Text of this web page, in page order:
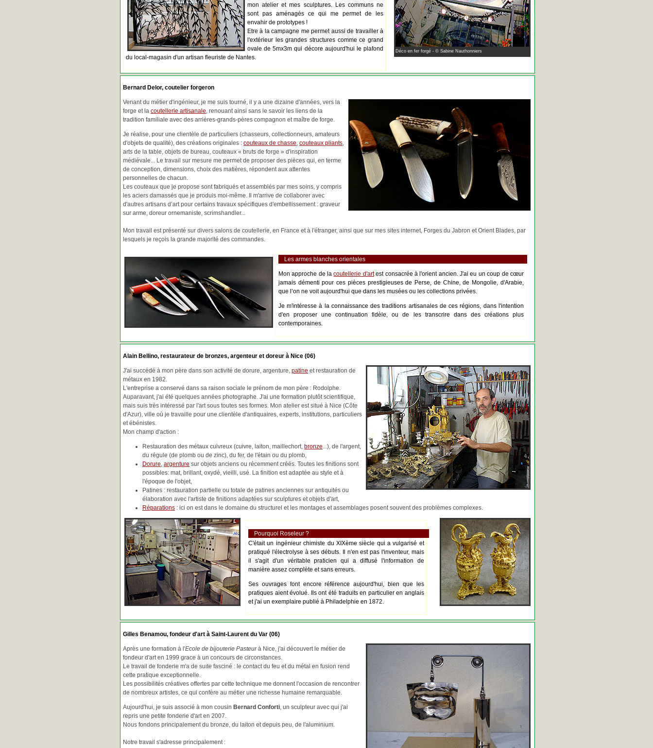
Déco en fer forgé - © Sabine Nauthonniers
mon atelier et mes sculptures. Les communs ne
sont pas aménagés ce qui me permet de les
envahir de prototypes !
Etre à la campagne me permet aussi de travailler à
l'extérieur les grandes structures comme ce grand
ovale de 5mx3m qui décore aujourd'hui le plafond
du local-magasin d'un artisan fleuriste de Nantes.
Bernard Delor, coutelier forgeron
Venant du métier d'ingénieur, je me suis tourné, il y a une dizaine d'années, vers la
forge et la coutellerie artisanale, renouant ainsi sans le savoir les liens de la
tradition familiale avec des arrières-grands-pères compagnon et maître de forge.
Je réalise, pour une clientèle de particuliers (chasseurs, collectionneurs, amateurs
d'objets de qualité), des créations originales : couteaux de chasse, couteaux pliants,
arts de la table, objets de bureau, couteaux « bruts de forge » d'inspiration
médiévale... Le travail sur mesure me permet de proposer des pièces qui, en terme
de conception, dimensions, choix des matières, répondent aux attentes
personnelles de chacun.
Les couteaux que je propose sont fabriqués et assemblés par mes soins, y compris
les aciers damassés que je produis moi-même. Il m'arrive de collaborer avec
d'autres artisans d’art pour certains travaux spécifiques d'embellissement : graveur
sur arme, doreur ornemaniste, scrimshandler...
Mon travail est présenté sur divers salons de coutellerie, en France et à l'étranger, ainsi que sur mes sites internet, Forges du Jabron et Orient Blades, par
lesquels je reçois la grande majorité des commandes.
Les armes blanches orientales
Mon approche de lacoutellerie d'artest consacrée à l'orient ancien. J'ai eu un coup de cœur
jamais démenti pour ces pièces prestigieuses de Perse, de Chine, de Mongolie, d'Arabie,
que l’on ne voit aujourd'hui que dans les musées ou les collections privées.
Je m'intéresse à la connaissance des traditions artisanales de ces régions, dans l'intention
d'en proposer une continuation fidèle, ou de les transcrire dans des créations plus
contemporaines.
Alain Bellino, restaurateur de bronzes, argenteur et doreur à Nice (06)
J'ai succédé à mon père dans son activité de dorure, argenture, patine et restauration de
métaux en 1982.
L'entreprise a conservé dans sa raison sociale le prénom de mon père : Rodolphe.
Auparavant, j'ai été quelques années photographe. J'ai une formation plutôt scientifique,
mais suis très intéressé par l'art sous toutes ses formes. Mon atelier est situé à Nice (Côte
d'Azur), ville où je travaille pour une clientèle d'antiquaires, experts, institutions, particuliers
et ébénistes.
Mon champ d'action :
Restauration des métaux cuivreux (cuivre, laiton, maillechort, bronze...), de l'argent,
du régule (de plomb ou de zinc), du fer, de l'étain ou du plomb,
Dorure, argenture sur objets anciens ou récemment créés. Toutes les finitions sont
possibles: mat, brillant, oxydé, vieilli, usé. La finition est adaptée au style et à
l'époque de l'objet,
Patines : restauration partielle ou totale de patines anciennes sur antiquités ou
élaboration avec l'artiste de finitions adaptées sur sculptures et objets d'art,
Réparations : ici on est dans le domaine du structurel et les montages et assemblages posent souvent des problèmes complexes.
Pourquoi Roseleur ?
C'était un ingénieur chimiste du XIXème siècle qui a vulgarisé et
pratiqué l'électrolyse à ses débuts. Il n'en est pas l'inventeur, mais
il s'agit d'un véritable praticien qui a diffusé l'information de
manière assez complète et sans erreurs.
Ses ouvrages font encore référence aujourd'hui, bien que les
pratiques aient évolué. Ils ont été traduits en particulier en anglais
et j'ai un exemplaire publié à Philadelphie en 1872.
Gilles Benamou, fondeur d'art à Saint-Laurent du Var (06)
Après une formation à l'Ecole de bijouterie Pasteurà Nice, j'ai découvert le métier de
fondeur d'art en 1999 grace à un concours de circonstances.
Le travail de fonderie m'a de suite fasciné : le contact du feu et du métal en fusion rend
cette pratique exceptionnelle.
Les possibilités créatives offertes par cette technique me donnent l'occasion de rencontrer
de nombreux artistes, ce qui confère au métier une richesse humaine remarquable.
Aujourd'hui, je suis associé à mon cousin Bernard Conforti, un sculpteur avec qui j'ai
repris une petite fonderie d'art en 2007.
Nous fondons principalement du bronze, du laiton et depuis peu, de l'aluminium.
Notre travail s'adresse principalement :